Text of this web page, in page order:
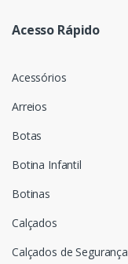
Acesso Rápido
Acessórios
Arreios
Botas
Botina Infantil
Botinas
Calçados
Calçados de Segurança